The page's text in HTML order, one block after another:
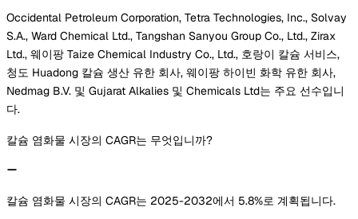
Occidental Petroleum Corporation, Tetra Technologies, Inc., Solvay
S.A., Ward Chemical Ltd., Tangshan Sanyou Group Co., Ltd., Zirax
Ltd., 웨이팡 Taize Chemical Industry Co., Ltd., 호랑이 칼슘 서비스,
청도 Huadong 칼슘 생산 유한 회사, 웨이팡 하이빈 화학 유한 회사,
Nedmag B.V. 및 Gujarat Alkalies 및 Chemicals Ltd는 주요 선수입니
다.
칼슘 염화물 시장의 CAGR는 무엇입니까?
칼슘 염화물 시장의 CAGR는 2025-2032에서 5.8%로 계획됩니다.